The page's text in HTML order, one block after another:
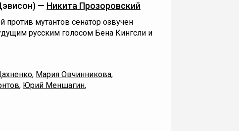
— Никита Прозоровский
против мутантов сенатор озвучен
русским голосом Бена Кингсли и
, Мария Овчинникова,
, Юрий Меншагин,